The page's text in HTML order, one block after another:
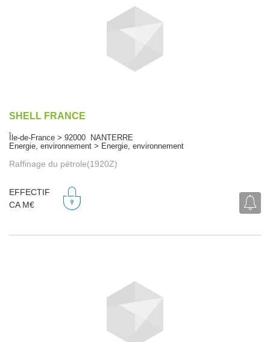
SHELL FRANCE
Île-de-France > 92000 NANTERRE
Energie, environnement > Energie, environnement
Raffinage du pétrole(1920Z)
EFFECTIF
CA M€